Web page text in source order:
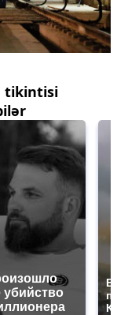
tikintisi
убийство